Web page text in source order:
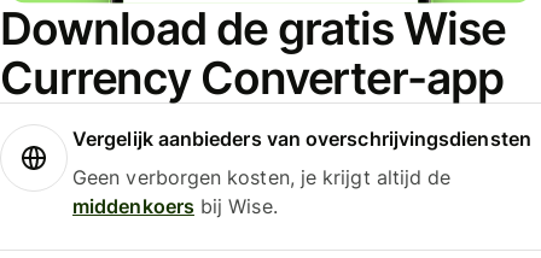
Download de gratis Wise
Currency Converter-app
Vergelijk aanbieders van overschrijvingsdiensten
Geen verborgen kosten, je krijgt altijd de
middenkoersbij Wise.